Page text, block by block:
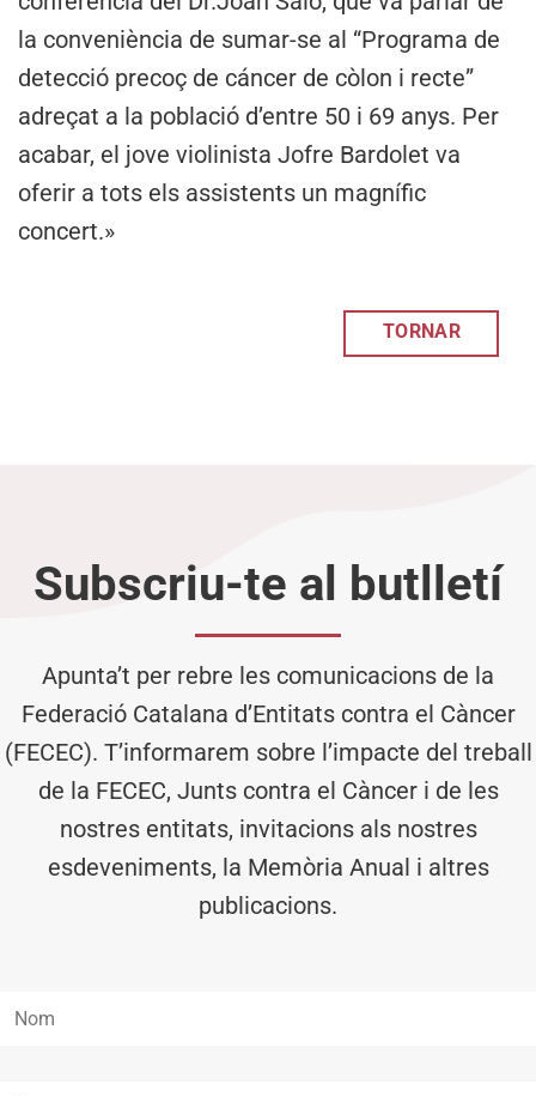
la conveniència de sumar-se al “Programa de
detecció precoç de cáncer de còlon i recte”
adreçat a la població d’entre 50 i 69 anys. Per
acabar, el jove violinista Jofre Bardolet va
oferir a tots els assistents un magnífic
concert.»
TORNAR
Subscriu-te al butlletí
Apunta’t per rebre les comunicacions de la
Federació Catalana d’Entitats contra el Càncer
(FECEC). T’informarem sobre l’impacte del treball
de la FECEC, Junts contra el Càncer i de les
nostres entitats, invitacions als nostres
esdeveniments, la Memòria Anual i altres
publicacions.